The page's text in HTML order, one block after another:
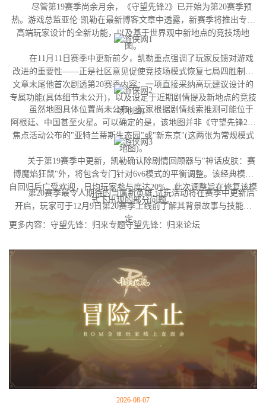
尽管第19赛季尚余月余，《守望先锋2》已开始为第20赛季预
热。游戏总监亚伦·凯勒在最新博客文章中透露，新赛季将推出专为
高端玩家设计的全新功能，以及基于世界观中新地点的竞技场地
图。
在11月11日赛季中更新前夕，凯勒重点强调了玩家反馈对游戏
改进的重要性——正是社区意见促使竞技场模式恢复七局四胜制。
文章末尾他首次剧透第20赛季内容：一项直接采纳高玩建议设计的
专属功能(具体细节未公开)，以及设定于近期剧情提及新地点的竞技
场地图。
虽然地图具体位置尚未公布，玩家根据剧情线索推测可能位于
阿根廷、中国甚至火星。可以确定的是，该地图并非《守望先锋2》
焦点活动公布的"亚特兰蒂斯生态园"或"新东京"(这两张为常规模式
地图)。
关于第19赛季中更新，凯勒确认除剧情回顾器与"神话皮肤：赛
博魔焰狂鼠"外，将包含专门针对6v6模式的平衡调整。该经典模式
自回归后广受欢迎，日均玩家参与度达20%。此次调整旨在修复该模
式下出现的部分问题。
第20赛季最令人期待的当属新英雄,试玩活动将在赛季中更新后
开启，玩家可于12月9日第20赛季上线前了解其背景故事与技能设
定。
更多内容：守望先锋：归来专题守望先锋：归来论坛
2026-08-07